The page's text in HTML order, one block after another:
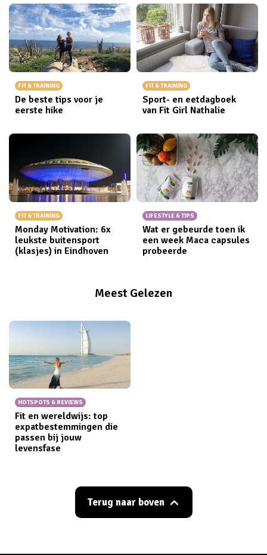
van.
FIT & TRAINING
De beste tips voor je
eerste hike
FIT & TRAINING
Sport- en eetdagboek
van Fit Girl Nathalie
FIT & TRAINING
Monday Motivation: 6x
leukste buitensport
(klasjes) in Eindhoven
LIFESTYLE & TIPS
Wat er gebeurde toen ik
een week Maca capsules
probeerde
Meest Gelezen
HOTSPOTS & REVIEWS
Fit en wereldwijs: top
expatbestemmingen die
passen bij jouw
levensfase
Terug naar boven